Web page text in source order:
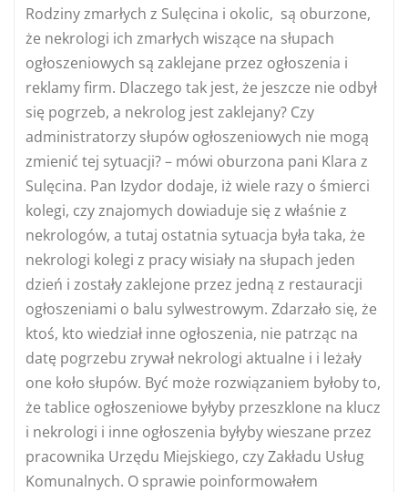
Rodziny zmarłych z Sulęcina i okolic, są oburzone,
że nekrologi ich zmarłych wiszące na słupach
ogłoszeniowych są zaklejane przez ogłoszenia i
reklamy firm. Dlaczego tak jest, że jeszcze nie odbył
się pogrzeb, a nekrolog jest zaklejany? Czy
administratorzy słupów ogłoszeniowych nie mogą
zmienić tej sytuacji? – mówi oburzona pani Klara z
Sulęcina. Pan Izydor dodaje, iż wiele razy o śmierci
kolegi, czy znajomych dowiaduje się z właśnie z
nekrologów, a tutaj ostatnia sytuacja była taka, że
nekrologi kolegi z pracy wisiały na słupach jeden
dzień i zostały zaklejone przez jedną z restauracji
ogłoszeniami o balu sylwestrowym. Zdarzało się, że
ktoś, kto wiedział inne ogłoszenia, nie patrząc na
datę pogrzebu zrywał nekrologi aktualne i i leżały
one koło słupów. Być może rozwiązaniem byłoby to,
że tablice ogłoszeniowe byłyby przeszklone na klucz
i nekrologi i inne ogłoszenia byłyby wieszane przez
pracownika Urzędu Miejskiego, czy Zakładu Usług
Komunalnych. O sprawie poinformowałem